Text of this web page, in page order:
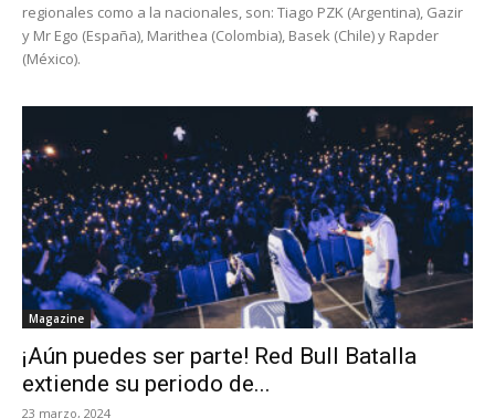
regionales como a la nacionales, son: Tiago PZK (Argentina), Gazir
y Mr Ego (España), Marithea (Colombia), Basek (Chile) y Rapder
(México).
Magazine
¡Aún puedes ser parte! Red Bull Batalla
extiende su periodo de...
23 marzo, 2024